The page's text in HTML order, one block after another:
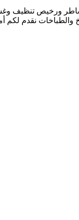
ورخيص تنظيف
نقدم لكم